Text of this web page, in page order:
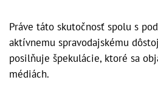
Práve táto skutočnosť spolu s
aktívnemu spravodajskému
posilňuje špekulácie, ktoré sa
médiách.